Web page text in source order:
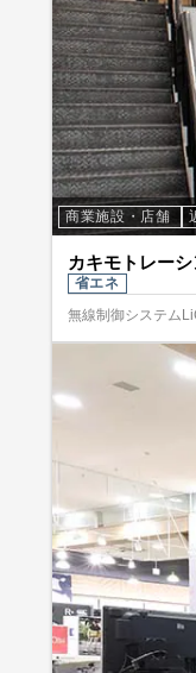
商業施設・店舗
カキモトレー
省エネ
無線制御システム